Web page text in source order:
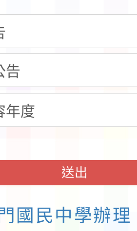
桃園市運動會
」海洋艇及
請變更地點
115年度
公費接種對象擴
度迎新活動暨
程表
送出
國民中學辦